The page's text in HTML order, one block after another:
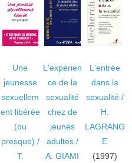
Une
jeunesse
sexuellem
ent libérée
(ou
presque) /
T.
L'expérien
ce de la
sexualité
chez de
jeunes
adultes/
A. GIAMI
L'entrée
dans la
sexualité/
H.
LAGRANG
E
(1997)